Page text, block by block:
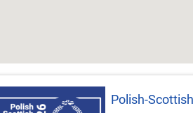
Polish-